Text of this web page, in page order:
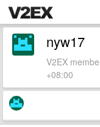
nyw17
V2EX
+08:00